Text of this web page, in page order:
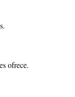
ofrece.